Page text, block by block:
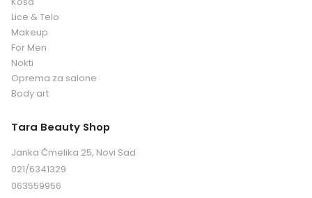
Lice & Telo
Makeup
For Men
Nokti
Oprema za salone
Body art
Tara Beauty Shop
Janka Čmelika 25, Novi Sad
021/6341329
063559956